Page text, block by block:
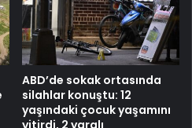
ABD’de sokak ortasında
silahlar konuştu: 12
yaşındaki çocuk yaşamını
yitirdi, 2 yaralı